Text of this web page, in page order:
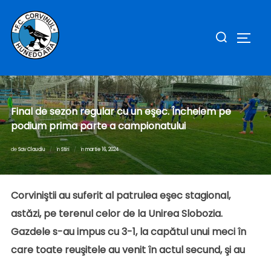
conținut
după:
Final de sezon regular cu un eşec. Încheiem pe
podium prima parte a campionatului
deSav Claudiu înStiri în
Publicat
pe
martie 16, 2024
Corviniştii au suferit al patrulea eşec stagional,
astăzi, pe terenul celor de la Unirea Slobozia.
Gazdele s-au impus cu 3-1, la capătul unui meci în
care toate reuşitele au venit în actul secund, şi au